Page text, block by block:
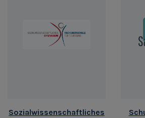
Sozialwissenschaftliches